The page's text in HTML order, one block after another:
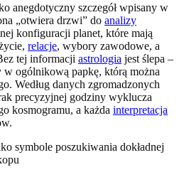
anegdotyczny szczegół wpisany w
„otwiera drzwi” do analizy
konfiguracji planet, które mają
relacje, wybory zawodowe, a
tej informacji astrologia jest ślepa –
w ogólnikową papkę, którą można
Według danych zgromadzonych
precyzyjnej godziny wyklucza
kosmogramu, a każda interpretacja